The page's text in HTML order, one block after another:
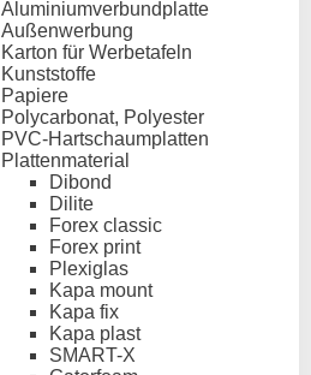
Aluminiumverbundplatte
Außenwerbung
Karton für Werbetafeln
Kunststoffe
Papiere
Polycarbonat, Polyester
PVC-Hartschaumplatten
Plattenmaterial
Dibond
Dilite
Forex classic
Forex print
Plexiglas
Kapa mount
Kapa fix
Kapa plast
SMART-X